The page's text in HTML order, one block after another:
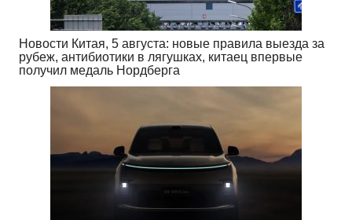
Новости Китая, 5 августа: новые правила выезда за
рубеж, антибиотики в лягушках, китаец впервые
получил медаль Нордберга